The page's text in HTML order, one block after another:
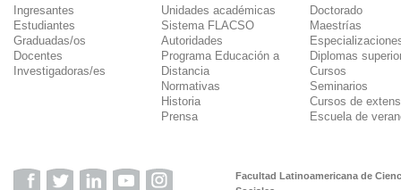
Ingresantes
Estudiantes
Graduadas/os
Docentes
Investigadoras/es
Unidades académicas
Sistema FLACSO
Autoridades
Programa Educación a
Distancia
Normativas
Historia
Prensa
Doctorado
Maestrías
Diplomas
Cursos
Seminarios
Cursos de
Escuela de
Facultad Latinoamericana de